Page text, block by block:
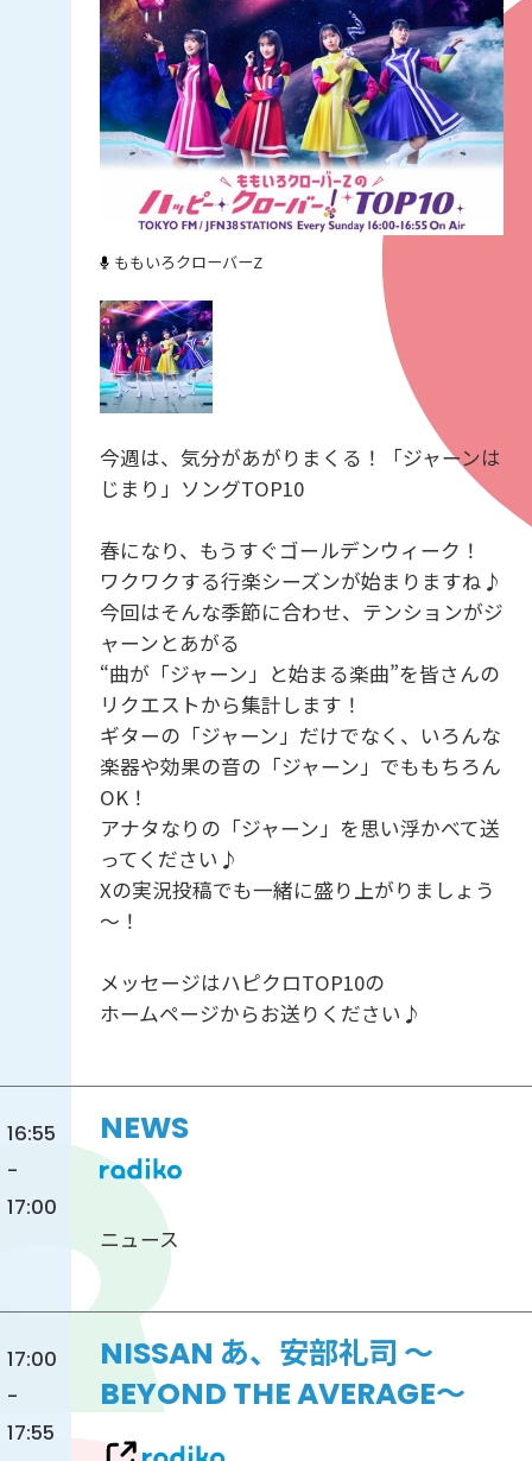
ももいろクローバーZ
今週は、気分があがりまくる！「ジャーンは
じまり」ソングTOP10
春になり、もうすぐゴールデンウィーク！
ワクワクする行楽シーズンが始まりますね♪
今回はそんな季節に合わせ、テンションがジ
ャーンとあがる
“曲が「ジャーン」と始まる楽曲”を皆さんの
リクエストから集計します！
ギターの「ジャーン」だけでなく、いろんな
楽器や効果の音の「ジャーン」でももちろん
OK！
アナタなりの「ジャーン」を思い浮かべて送
ってください♪
Xの実況投稿でも一緒に盛り上がりましょう
～！
メッセージはハピクロTOP10の
ホームページからお送りください♪
16:55
-
17:00
NEWS
ニュース
17:00
-
17:55
NISSAN あ、安部礼司 ～
BEYOND THE AVERAGE～